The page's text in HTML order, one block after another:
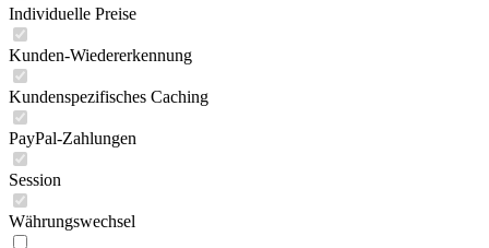
Individuelle Preise
Kunden-Wiedererkennung
Kundenspezifisches Caching
PayPal-Zahlungen
Session
Währungswechsel